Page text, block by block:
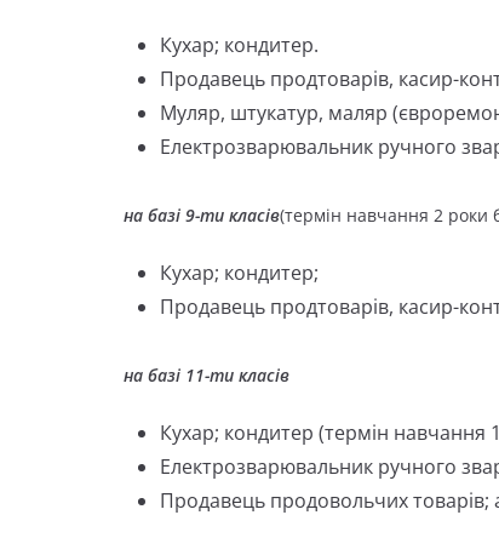
Кухар; кондитер.
Продавець продтоварів, касир-
Муляр, штукатур, маляр
Електрозварювальник ручного
на базі 9-ти класів(термін навчання 2 роки
Кухар; кондитер;
Продавець продтоварів, касир-
на базі 11-ти класів
Кухар; кондитер (термін навчання 1
Електрозварювальник ручного
Продавець продовольчих товарів;